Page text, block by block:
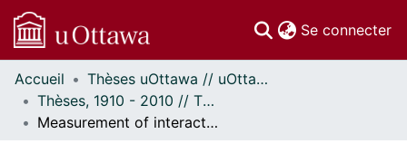
Se connecter
Communautés
et collections
Parcourir
Accueil
Thèses uOttawa // uOttawa Theses
Thèses, 1910 - 2010 // Theses, 1910 - 2010
Measurement of interaction properties in the Canadian metropolitan system.